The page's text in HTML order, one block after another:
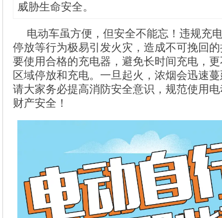
威胁生命安全。
电动车虽方便，但安全不能忘！违规充
停放等行为极易引发火灾，造成不可挽回
要使用合格的充电器，避免长时间充电，
区域停放和充电。一旦起火，浓烟会迅速
请大家务必提高消防安全意识，规范使用
财产安全！